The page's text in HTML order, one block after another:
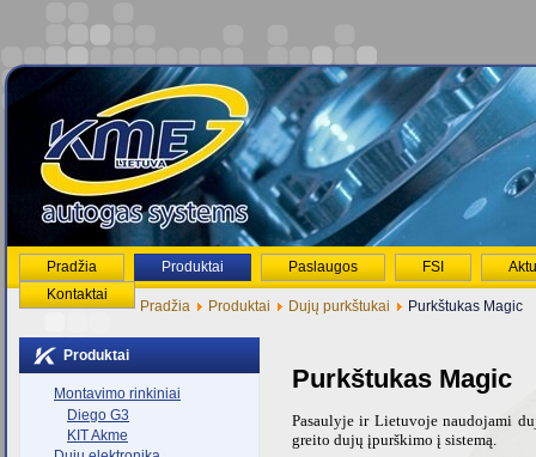
Pradžia Produktai Paslaugos FSI
Kontaktai
Pradžia Produktai Dujų purkštukai Purkštukas Magic
Produktai
Montavimo rinkiniai
Diego G3
KIT Akme
Purkštukas Magic
Pasaulyje ir Lietuvoje naudojami
greito dujų įpurškimo į sistemą.